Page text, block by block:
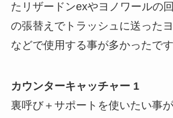
たリザードンexやヨノワールの
の張替えでトラッシュに送った
などで使用する事が多かったです
カウンターキャッチャー 1
裏呼び＋サポートを使いたい事